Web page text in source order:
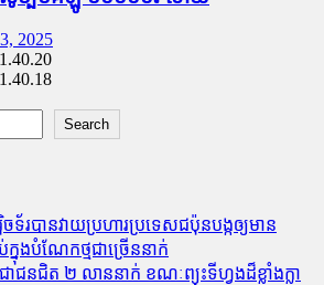
2025
Search
ទ័របានវាយប្រហារប្រទេសជប៉ុនបង្កឲ្យមាន
នុងបំណែកថ្មជាច្រើននាក់
ជនជិត ២ លាននាក់ ខណៈព្យុះទីហ្វុងដ៏ខ្លាំងក្លា